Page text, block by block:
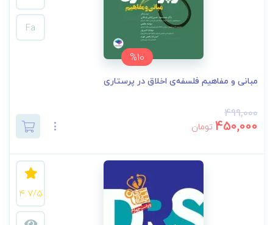
%10
Fa
مبانی و مفاهیم فلسفه‌ی اخلاق در پرستاری
499,000
450,000 تومان
4.7/5